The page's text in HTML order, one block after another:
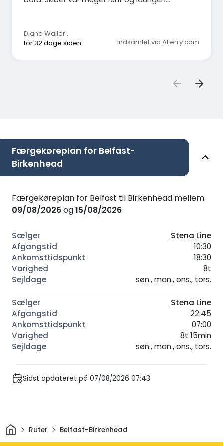
Diane Waller,
for 32 dage siden
Indsamlet via AFerry.com
Færgekøreplan for Belfast-
Birkenhead
Færgekøreplan for Belfast til Birkenhead mellem
09/08/2026og15/08/2026
Stena Line
10:30
18:30
8t
søn., man., ons., tors.
Stena Line
22:45
07:00
8t 15min
søn., man., ons., tors.
Sidst opdateret på 07/08/2026 07:43
HjemRuter Belfast-Birkenhead